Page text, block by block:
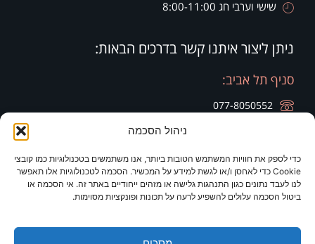
ניהול הסכמה
כדי לספק את חוויות המשתמש הטובות ביותר, אנו משתמשים בטכנולוגיות כמו קובצי
Cookie כדי לאחסן ו/או לגשת למידע על המכשיר. הסכמה לטכנולוגיות אלו תאפשר
לנו לעבד נתונים כגון התנהגות גלישה או מזהים ייחודיים באתר זה. אי הסכמה או
ביטול הסכמה עלולים להשפיע לרעה על תכונות ופונקציות מסוימות.
ניתן ליצור איתנו קשר בדרכים הבאות:
סניף תל אביב:
077-8050552
סניף זיכרון יעקב:
077-8050420
סניף ירושלים:
077-8050420
שישי וערבי חג 8:00-11:00